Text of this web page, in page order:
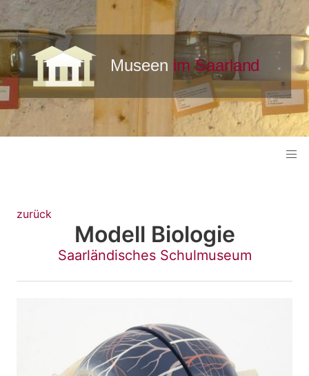
zurück
Modell Biologie
Saarländisches Schulmuseum